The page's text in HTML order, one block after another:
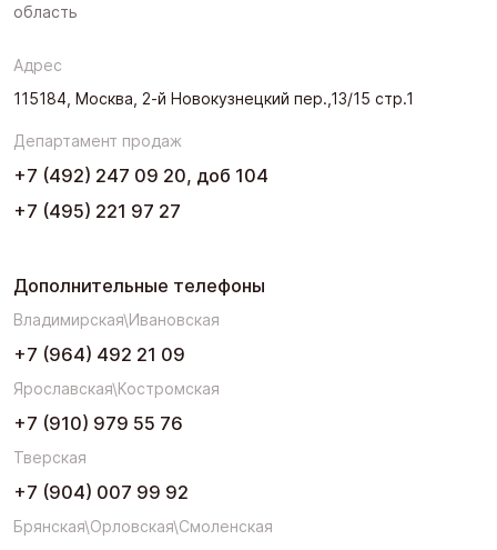
область
Адрес
115184, Москва, 2-й Новокузнецкий пер.,13/15 стр.1
Департамент продаж
+7 (492) 247 09 20, доб 104
+7 (495) 221 97 27
Дополнительные телефоны
Владимирская\Ивановская
+7 (964) 492 21 09
Ярославская\Костромская
+7 (910) 979 55 76
Тверская
+7 (904) 007 99 92
Брянская\Орловская\Смоленская